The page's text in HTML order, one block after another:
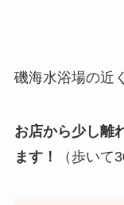
磯海水浴場の近
お店から少し離
ます！
（歩いて